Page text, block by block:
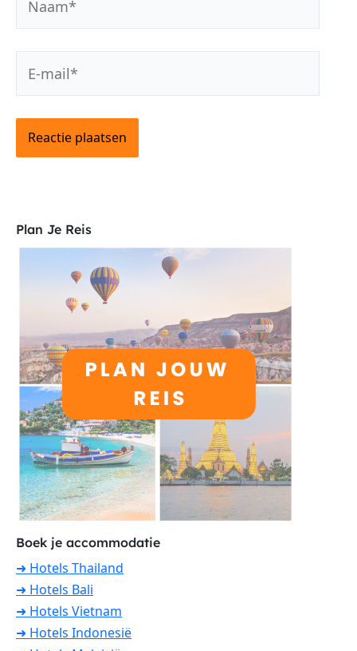
Plan Je Reis
Boek je accommodatie
➜ Hotels Thailand
➜ Hotels Bali
➜ Hotels Vietnam
➜ Hotels Indonesië
mail*